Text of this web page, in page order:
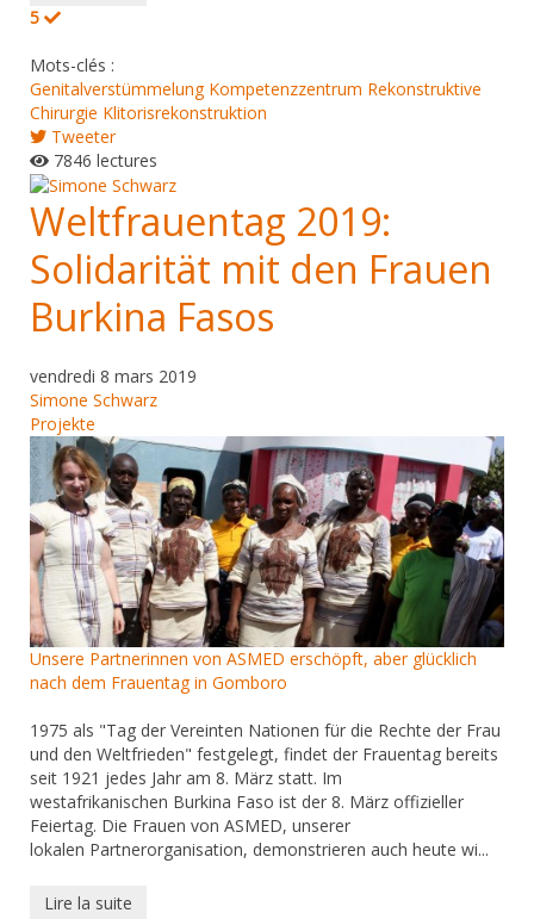
5
Mots-clés :
Genitalverstümmelung Kompetenzzentrum Rekonstruktive
Chirurgie Klitorisrekonstruktion
Tweeter
7846 lectures
Weltfrauentag 2019:
Solidarität mit den Frauen
Burkina Fasos
vendredi 8 mars 2019
Simone Schwarz
Projekte
Unsere Partnerinnen von ASMED erschöpft, aber glücklich
nach dem Frauentag in Gomboro
1975 als "Tag der Vereinten Nationen für die Rechte der Frau
und den Weltfrieden" festgelegt, findet der Frauentag bereits
seit 1921 jedes Jahr am 8. März statt. Im
westafrikanischen Burkina Faso ist der 8. März offizieller
Feiertag. Die Frauen von ASMED, unserer
lokalen Partnerorganisation, demonstrieren auch heute wi...
Lire la suite